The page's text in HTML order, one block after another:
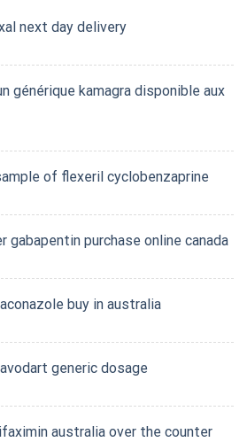
next day delivery
générique kamagra disponible aux
of flexeril cyclobenzaprine
gabapentin purchase online canada
buy in australia
generic dosage
australia over the counter